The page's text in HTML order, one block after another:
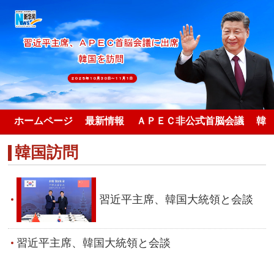
ホームページ 最新情報 ＡＰＥＣ非公式首脳会議 韓
韓国訪問
習近平主席、韓国大統領と会談
習近平主席、韓国大統領と会談